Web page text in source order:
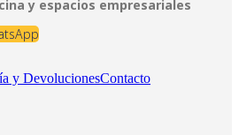
y espacios empresariales
y DevolucionesContacto